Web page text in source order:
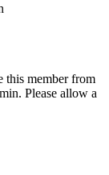
this member from
Please allow a